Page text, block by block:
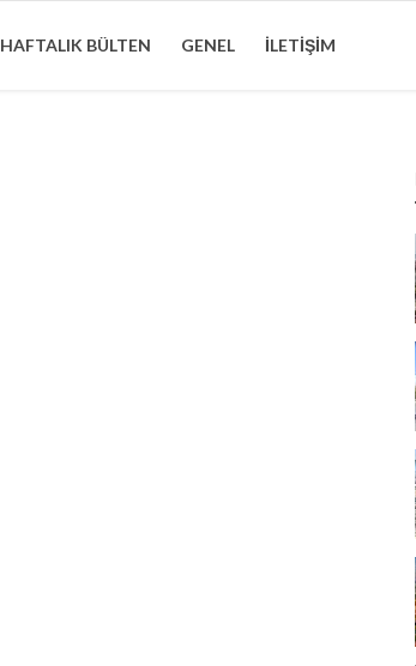
HAFTALIK BÜLTEN GENEL İLETIŞIM